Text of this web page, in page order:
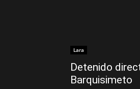
Lara
Detenido
Barquisimeto